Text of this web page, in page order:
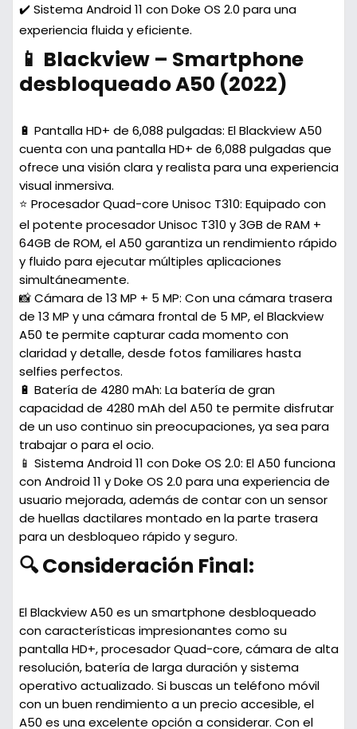
✔️ Sistema Android 11 con Doke OS 2.0 para una
experiencia fluida y eficiente.
📱 Blackview – Smartphone
desbloqueado A50 (2022)
🔋 Pantalla HD+ de 6,088 pulgadas: El Blackview A50
cuenta con una pantalla HD+ de 6,088 pulgadas que
ofrece una visión clara y realista para una experiencia
visual inmersiva.
⭐ Procesador Quad-core Unisoc T310: Equipado con
el potente procesador Unisoc T310 y 3GB de RAM +
64GB de ROM, el A50 garantiza un rendimiento rápido
y fluido para ejecutar múltiples aplicaciones
simultáneamente.
📸 Cámara de 13 MP + 5 MP: Con una cámara trasera
de 13 MP y una cámara frontal de 5 MP, el Blackview
A50 te permite capturar cada momento con
claridad y detalle, desde fotos familiares hasta
selfies perfectos.
🔋 Batería de 4280 mAh: La batería de gran
capacidad de 4280 mAh del A50 te permite disfrutar
de un uso continuo sin preocupaciones, ya sea para
trabajar o para el ocio.
📱 Sistema Android 11 con Doke OS 2.0: El A50 funciona
con Android 11 y Doke OS 2.0 para una experiencia de
usuario mejorada, además de contar con un sensor
de huellas dactilares montado en la parte trasera
para un desbloqueo rápido y seguro.
🔍 Consideración Final:
El Blackview A50 es un smartphone desbloqueado
con características impresionantes como su
pantalla HD+, procesador Quad-core, cámara de alta
resolución, batería de larga duración y sistema
operativo actualizado. Si buscas un teléfono móvil
con un buen rendimiento a un precio accesible, el
A50 es una excelente opción a considerar. Con el